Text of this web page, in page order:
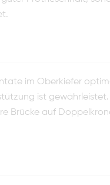
im Oberkiefer
ist
Brücke auf